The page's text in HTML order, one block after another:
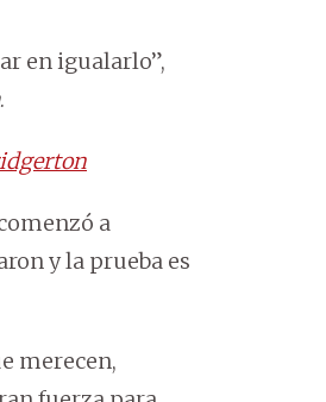
en igualarlo”,
.
a
y la prueba es
merecen,